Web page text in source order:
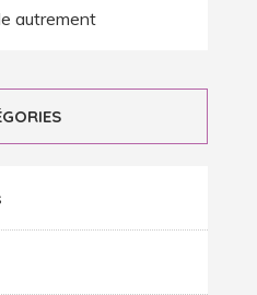
autrement